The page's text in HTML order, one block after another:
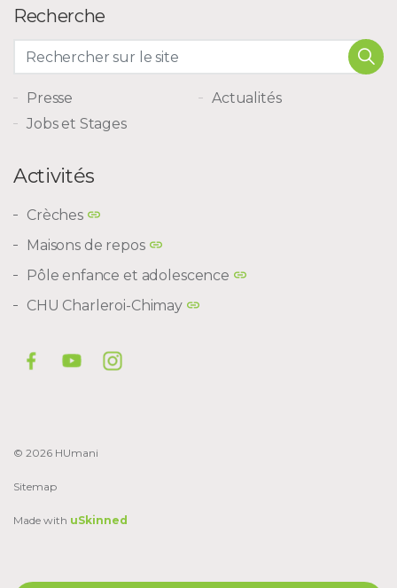
Recherche
Presse
Actualités
Jobs et Stages
Activités
Crèches
Maisons de repos
Pôle enfance et adolescence
CHU Charleroi-Chimay
© 2026 HUmani
Sitemap
Made with uSkinned